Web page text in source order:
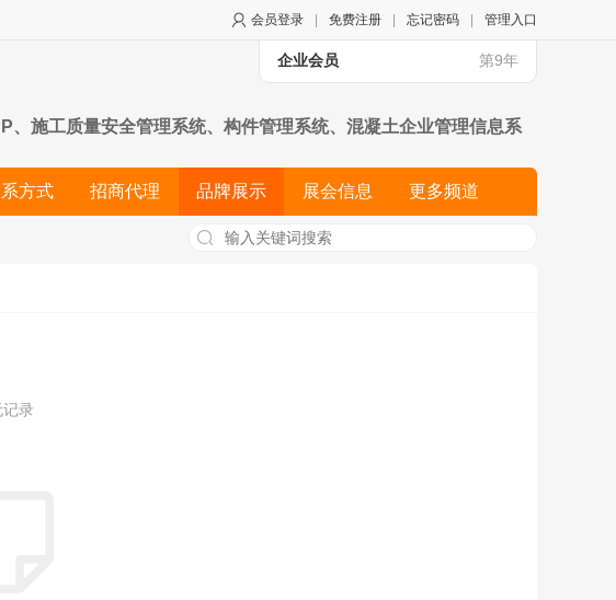
会员登录 免费注册 忘记密码 管理入口
企业会员 第9年
施工质量安全管理系统、构件管理系统、混凝土企业管理信息系
本。
方式 招商代理 品牌展示 展会信息 更多频道
录